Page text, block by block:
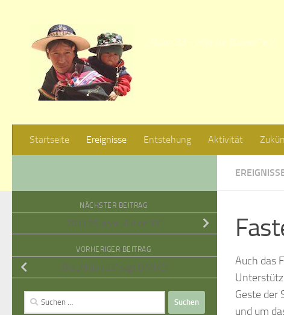
„Aktion 33 − Hilfe für Bolivien” e.V.
Startseite Ereignisse Entstehung Aktivität
Auch das
Geste der
und um
NÄCHSTER BEITRAG
2011 25 Jahre „Aktion 33”
VORHERIGER BEITRAG
Die „Aktion 33” sagt DANKE!
Suche
nach: